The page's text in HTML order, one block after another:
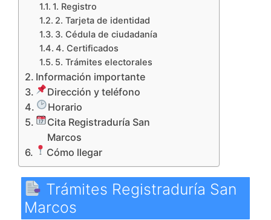
1. Registro
2. Tarjeta de identidad
3. Cédula de ciudadanía
4. Certificados
5. Trámites electorales
Información importante
Dirección y teléfono
Horario
Cita Registraduría San
Marcos
Cómo llegar
Trámites Registraduría San
Marcos